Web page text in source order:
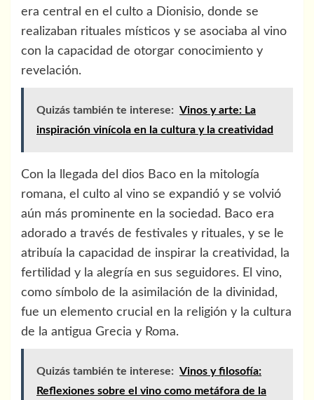
era central en el culto a Dionisio, donde se
realizaban rituales místicos y se asociaba al vino
con la capacidad de otorgar conocimiento y
revelación.
Quizás también te interese: Vinos y arte: La
inspiración vinícola en la cultura y la creatividad
Con la llegada del dios Baco en la mitología
romana, el culto al vino se expandió y se volvió
aún más prominente en la sociedad. Baco era
adorado a través de festivales y rituales, y se le
atribuía la capacidad de inspirar la creatividad, la
fertilidad y la alegría en sus seguidores. El vino,
como símbolo de la asimilación de la divinidad,
fue un elemento crucial en la religión y la cultura
de la antigua Grecia y Roma.
Quizás también te interese: Vinos y filosofía:
Reflexiones sobre el vino como metáfora de la